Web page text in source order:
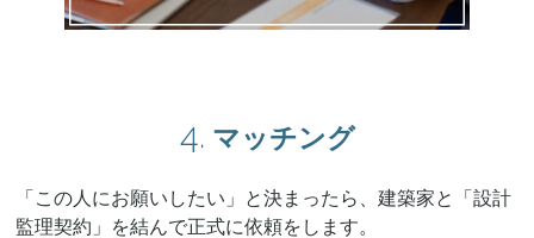
4. マッチング
「この人にお願いしたい」と決まったら、建築家と「設計
監理契約」を結んで正式に依頼をします。